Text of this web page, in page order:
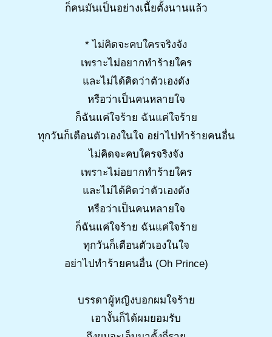
ก็คนมันเป็นอย่างเนี้ยตั้งนานแล้ว
* ไม่คิดจะคบใครจริงจัง
เพราะไม่อยากทำร้ายใคร
และไม่ได้คิดว่าตัวเองดัง
หรือว่าเป็นคนหลายใจ
ก็ฉันแค่ใจร้าย ฉันแค่ใจร้าย
ทุกวันก็เตือนตัวเองในใจ อย่าไปทำร้ายคนอื่น
ไม่คิดจะคบใครจริงจัง
เพราะไม่อยากทำร้ายใคร
และไม่ได้คิดว่าตัวเองดัง
หรือว่าเป็นคนหลายใจ
ก็ฉันแค่ใจร้าย ฉันแค่ใจร้าย
ทุกวันก็เตือนตัวเองในใจ
อย่าไปทำร้ายคนอื่น (Oh Prince)
บรรดาผู้หญิงบอกผมใจร้าย
เอางั้นก็ได้ผมยอมรับ